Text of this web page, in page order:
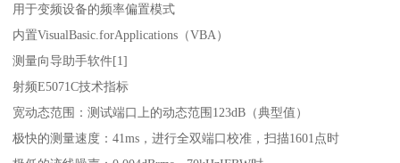
用于变频设备的频率偏置模式
内置VisualBasic.forApplications（VBA）
测量向导助手软件[1]
射频E5071C技术指标
宽动态范围：测试端口上的动态范围123dB（典型值）
极快的测量速度：41ms，进行全双端口校准，扫描1601点时